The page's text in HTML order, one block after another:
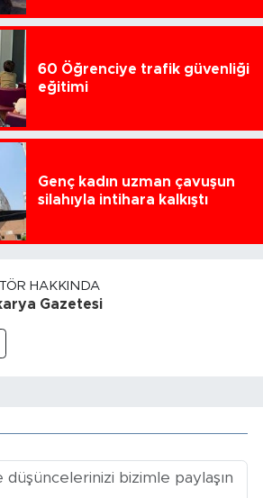
60 Öğrenciye trafik güvenliği
eğitimi
Genç kadın uzman çavuşun
silahıyla intihara kalkıştı
HAKKINDA
Gazetesi